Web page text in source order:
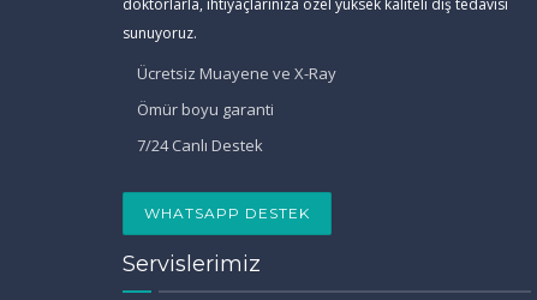
doktorlarla, ihtiyaçlarınıza özel yüksek kaliteli diş tedavisi
sunuyoruz.
Ücretsiz Muayene ve X-Ray
Ömür boyu garanti
7/24 Canlı Destek
WHATSAPP DESTEK
Servislerimiz